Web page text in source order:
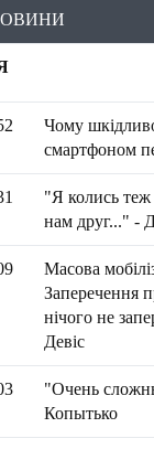
Чому
смартфоном
"Я колись теж
нам друг..." -
Масова
Заперечення
нічого не
Девіс
"Очень
Копытько